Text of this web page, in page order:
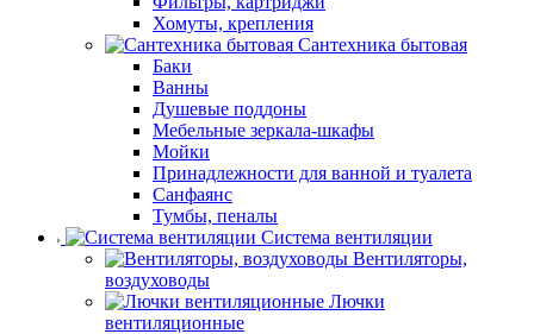
Хомуты, крепления
Сантехника бытовая
Баки
Ванны
Душевые поддоны
Мебельные зеркала-шкафы
Мойки
Принадлежности для ванной и туалета
Санфаянс
Тумбы, пеналы
Система вентиляции
Вентиляторы,
воздуховоды
Лючки
вентиляционные